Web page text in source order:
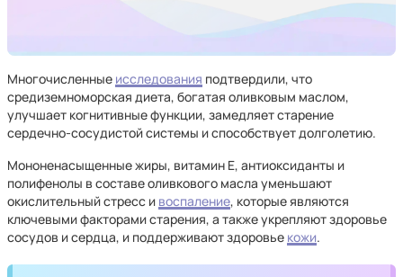
Многочисленные исследования подтвердили, что
средиземноморская диета, богатая оливковым маслом,
улучшает когнитивные функции, замедляет старение
сердечно-сосудистой системы и способствует долголетию.
Мононенасыщенные жиры, витамин Е, антиоксиданты и
полифенолы в составе оливкового масла уменьшают
окислительный стресс и воспаление, которые являются
ключевыми факторами старения, а также укрепляют здоровье
сосудов и сердца, и поддерживают здоровье кожи.